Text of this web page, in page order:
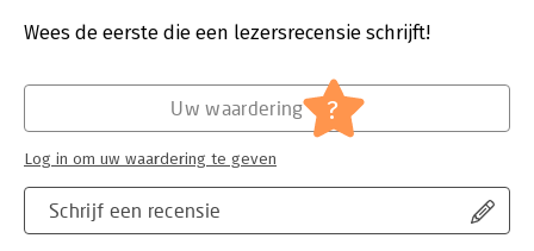
standpoints are problematic as they involve 'stranger
Wees de eerste die een lezersrecensie schrijft!
Schrijf een recensie
Uw waardering ?
Log in om uw waardering te geven